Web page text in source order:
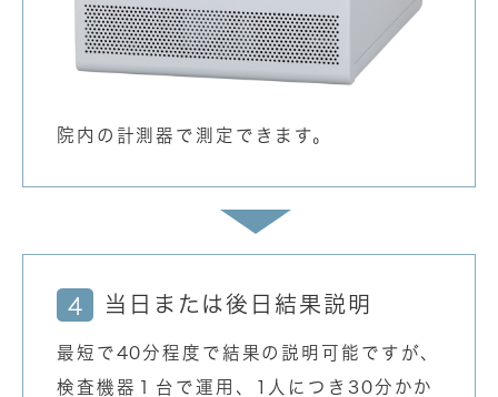
院内の計測器で測定できます。
4 当日または後日結果説明
最短で40分程度で結果の説明可能ですが、
検査機器１台で運用、1人につき30分かか